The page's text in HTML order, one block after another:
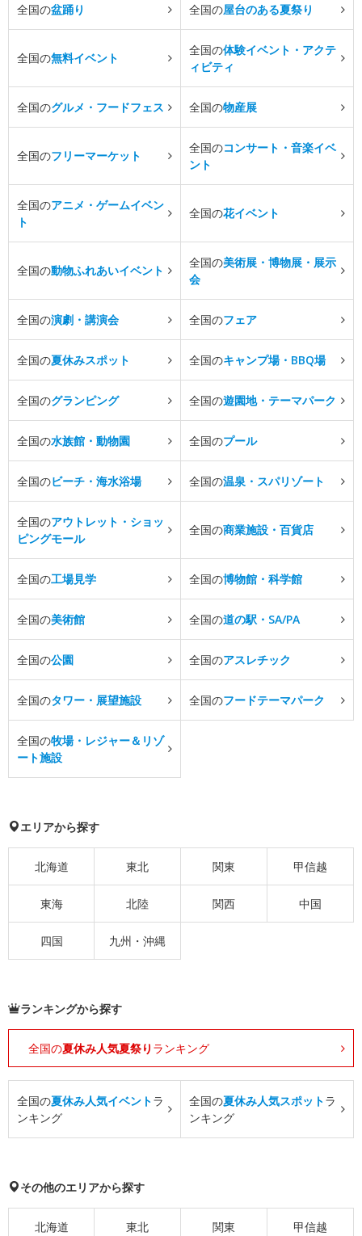
全国の盆踊り 全国の屋台のある夏祭り
全国の無料イベント
全国の体験イベント・アクテ
ィビティ
全国のグルメ・フードフェス 全国の物産展
全国のフリーマーケット
全国のコンサート・音楽イベ
ント
全国のアニメ・ゲームイベン
ト
全国の花イベント
全国の動物ふれあいイベント
全国の美術展・博物展・展示
会
全国の演劇・講演会 全国のフェア
全国の夏休みスポット 全国のキャンプ場・BBQ場
全国のグランピング 全国の遊園地・テーマパーク
全国の水族館・動物園 全国のプール
全国のビーチ・海水浴場 全国の温泉・スパリゾート
全国のアウトレット・ショッ
ピングモール
全国の商業施設・百貨店
全国の工場見学 全国の博物館・科学館
全国の美術館 全国の道の駅・SA/PA
全国の公園 全国のアスレチック
全国のタワー・展望施設 全国のフードテーマパーク
全国の牧場・レジャー＆リゾ
ート施設
エリアから探す
北海道 東北 関東 甲信越
東海 北陸 関西 中国
四国 九州・沖縄
ランキングから探す
全国の夏休み人気夏祭り ランキング
全国の夏休み人気イベントラ
ンキング
全国の夏休み人気スポットラ
ンキング
その他のエリアから探す
北海道 東北 関東 甲信越